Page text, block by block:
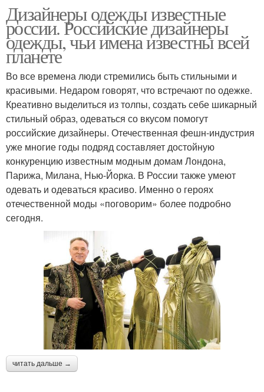
Дизайнеры одежды известные
россии. Российские дизайнеры
одежды, чьи имена известны всей
планете
Во все времена люди стремились быть стильными и
красивыми. Недаром говорят, что встречают по одежке.
Креативно выделиться из толпы, создать себе шикарный
стильный образ, одеваться со вкусом помогут
российские дизайнеры. Отечественная фешн-индустрия
уже многие годы подряд составляет достойную
конкуренцию известным модным домам Лондона,
Парижа, Милана, Нью-Йорка. В России также умеют
одевать и одеваться красиво. Именно о героях
отечественной моды «поговорим» более подробно
сегодня.
читать дальше →